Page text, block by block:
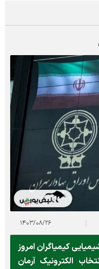
۱۴۰۳/۰۸/۲۶
کیمیاگران امروز
الکترونیک آرمان